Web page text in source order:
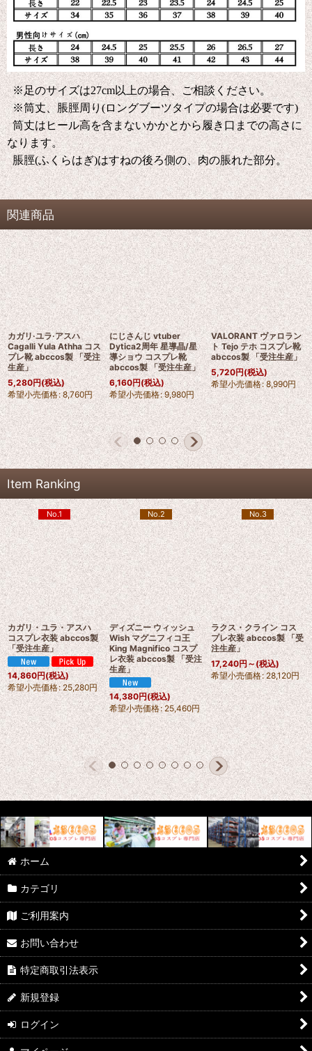
※足のサイズは27cm以上の場合、ご相談ください。
※筒丈、脹脛周り(ロングブーツタイプの場合は必要です)
筒丈はヒール高を含まないかかとから履き口までの高さに
なります。
脹脛(ふくらはぎ)はすねの後ろ側の、肉の脹れた部分。
関連商品
カガリ·ユラ·アスハ
Cagalli Yula Athha コス
プレ靴 abccos製 「受注
生産」
5,280円(税込)
希望小売価格: 8,760円
にじさんじ vtuber
Dytica2周年 星導晶/星
導ショウ コスプレ靴
abccos製 「受注生産」
6,160円(税込)
希望小売価格: 9,980円
VALORANT ヴァロラン
ト Tejo テホ コスプレ靴
abccos製 「受注生産」
5,720円(税込)
希望小売価格: 8,990円
Item Ranking
No.1
カガリ・ユラ・アスハ
コスプレ衣装 abccos製
「受注生産」
14,860円(税込)
希望小売価格: 25,280円
No.2
ディズニー ウィッシュ
Wish マグニフィコ王
King Magnifico コスプ
レ衣装 abccos製 「受注
生産」
14,380円(税込)
希望小売価格: 25,460円
No.3
ラクス・クライン コス
プレ衣装 abccos製 「受
注生産」
17,240円～(税込)
希望小売価格: 28,120円
ホーム
カテゴリ
ご利用案内
お問い合わせ
特定商取引法表示
新規登録
ログイン